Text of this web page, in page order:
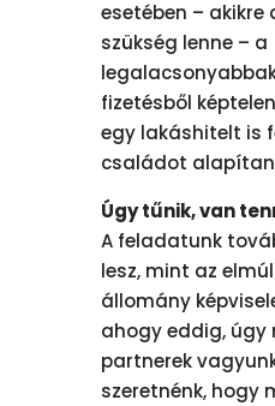
esetében –
szükség lenne – a
fizetésből
egy lakáshitelt is
családot
Úgy tűnik, van
A feladatunk
lesz, mint az
állomány
ahogy eddig, úgy
partnerek
szeretnénk, hogy